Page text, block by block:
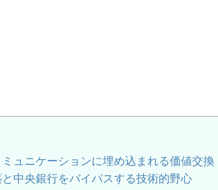
ュニケーションに埋め込まれる価値交換
中央銀行をバイパスする技術的野心